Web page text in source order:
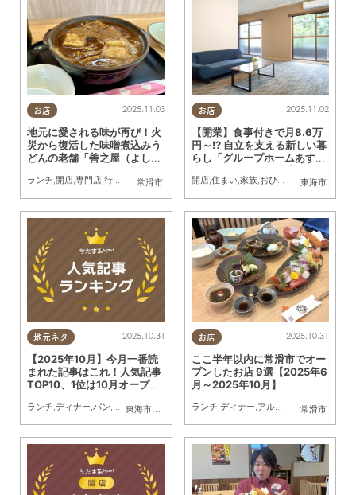
お店
常滑市
2025.11.03
地元に愛される味が再び！火
災から復活した味噌煮込みう
どんの老舗「善之屋（よしの
ランチ,開店,専門店,行ってみたレポ おひとりさま
お店
東海市
2025.11.02
【開業】食事付きで月8.6万
円～!? 自立を支える新しい暮
らし「グループホームあすな
たまる広告
開店,住まい,家族,おひとりさま
地元ネタ
東海市
, 大府市 阿久比町,半田市,常滑市
2025.10.31
【2025年10月】今月一番読
まれた記事はこれ！人気記事
TOP10、1位は10月オープン
ランチ,ディナー,パン,カフェ,スイーツ 開店, 閉店,観光,まとめ記事
お店
常滑市
2025.10.31
ここ半年以内に常滑市でオー
プンしたお店 9選【2025年6
月～2025年10月】
ランチ,ディナー,アルコール ,カフェ